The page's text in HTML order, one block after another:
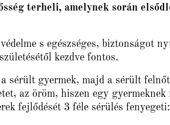
terheli, amelynek során
s egészséges, biztonságot
kezdve fontos.
sérült gyermek, majd a sérült
az öröm, hiszen egy gyermeknek
fejlődését 3 féle sérülés